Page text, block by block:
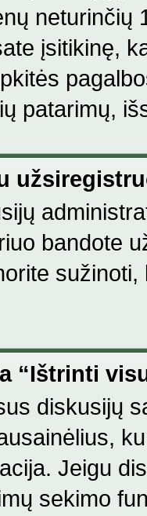
neturinčių
įsitikinę,
patarimų,
bandote
“Ištrinti
diskusijų
Jeigu
sekimo